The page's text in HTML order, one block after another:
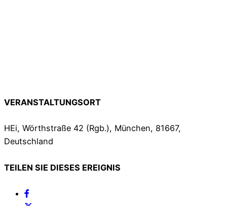
VERANSTALTUNGSORT
HEi, Wörthstraße 42 (Rgb.), München, 81667,
Deutschland
TEILEN SIE DIESES EREIGNIS